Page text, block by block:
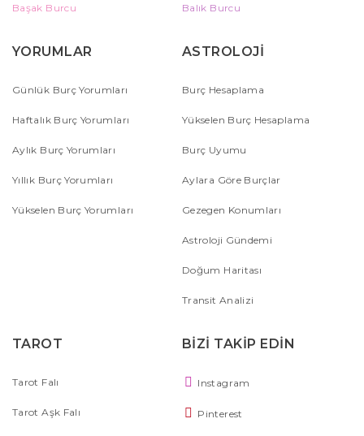
Başak Burcu Balık Burcu
YORUMLAR
Günlük Burç Yorumları
Haftalık Burç Yorumları
Aylık Burç Yorumları
Yıllık Burç Yorumları
Yükselen Burç Yorumları
ASTROLOJİ
Burç Hesaplama
Yükselen Burç Hesaplama
Burç Uyumu
Aylara Göre Burçlar
Gezegen Konumları
Astroloji Gündemi
Doğum Haritası
Transit Analizi
TAROT
Tarot Falı
Tarot Aşk Falı
BİZİ TAKİP EDİN
Instagram
Pinterest